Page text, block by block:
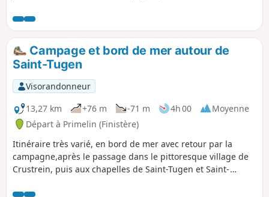
découvrir la petite Chapelle Saint-
Chrysanthe.Un sentier nouvellement
réhabilité vous ramènera au bourg de
Primelin où le monument aux morts
pourra vous surprendre et rejoignez à
nouveau le bord de mer pour un
dernier coup d’œil sur le grand large.
Campage et bord de mer autour de
Saint-Tugen
Visorandonneur
13,27 km
+76 m -71 m 4h 00
Moyenne
Départ à Primelin (Finistère)
Itinéraire très varié, en bord de mer avec retour par la
campagne,après le passage dans le pittoresque village de
Crustrein, puis aux chapelles de Saint-Tugen et Saint-